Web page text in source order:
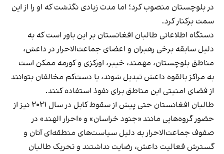
در بلوچستان منصوب کرد؛ اما مدت زیادی نگذشت که او را از این
سمت برکنار کرد.
دستگاه اطلاعاتی طالبان افغانستان بر این باور است که به
دلیل سابقه برخی رهبران و اعضای جماعت‌الاحرار در داعش،
مناطق بلوچستان، مهمند، خیبر، اورکزی و کورمه ممکن است
به مراکز بالقوه داعش تبدیل شوند، یا دست‌کم مخالفان بتوانند
از فضای امنیتی این مناطق برای نفوذ استفاده کنند.
طالبان افغانستان حتی پیش از سقوط کابل در سال ۲۰۲۱ نیز از
حضور گروه‌هایی مانند «جنود خراسان» و «احرار الهند» در
صفوف جماعت‌الاحرار به دلیل سیاست‌های منطقه‌ای آنان و
گسترش فعالیت داعش، رضایت نداشتند و تحریک طالبان